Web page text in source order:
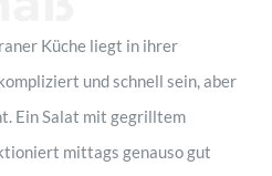
Küche liegt in ihrer
und schnell sein, aber
Ein Salat mit gegrilltem
mittags genauso gut